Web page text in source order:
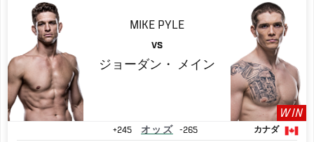
MIKE PYLE
VS
ジョーダン・ メイン
WIN
+245 オッズ -265 カナダ